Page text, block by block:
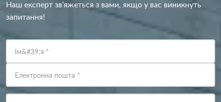
Наш експерт зв’яжеться з вами, якщо у вас виникнуть
запитання!
Ім&#39;я *
Електронна пошта *